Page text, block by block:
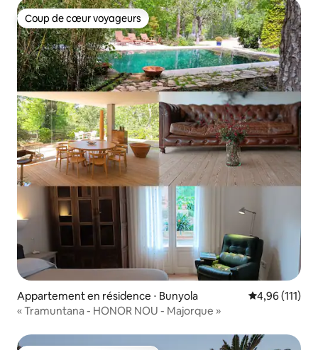
Coup de cœur voyageurs
Coup de cœur voyageurs
Appartement en résidence ⋅ Bunyola Évaluation
4,96 (111)
« Tramuntana - HONOR NOU - Majorque »